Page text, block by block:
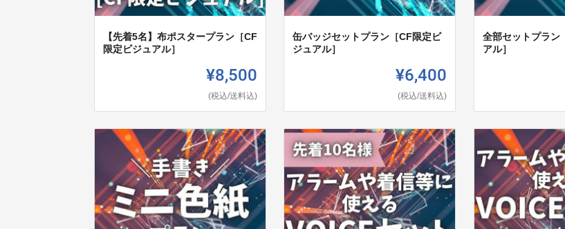
【先着5名】布ポスタープラン［CF
限定ビジュアル］
¥8,500
(税込/送料込)
缶バッジセットプラン［CF限定ビ
ジュアル］
¥6,400
(税込/送料込)
全部セットプラン
アル］